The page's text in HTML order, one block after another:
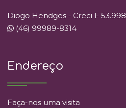
Diogo Hendges - Creci F 53.998
(46) 99989-8314
Endereço
Faça-nos uma visita